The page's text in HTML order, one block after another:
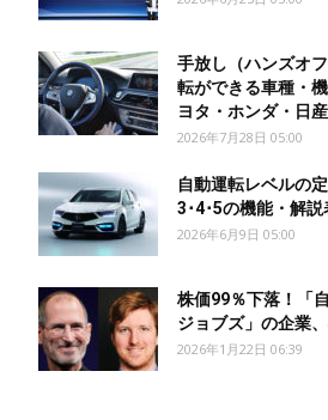
手放し（ハンズオ
転ができる車種・
ヨタ・ホンダ・日
2026年7月28日 05:00
自動運転レベルの
3･4･5の機能・解説
2026年6月9日 05:00
株価99％下落！「
ジョブズ」の企業
2026年1月22日 06:39